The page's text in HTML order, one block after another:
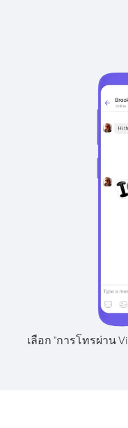
เลือก "การโทรผ่าน